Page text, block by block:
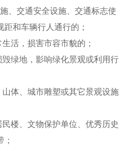
、交通安全设施、交通标志使
距和车辆行人通行的；
生活，损害市容市貌的；
绿地，影响绿化景观或利用行
体、城市雕塑或其它景观设施
楼、文物保护单位、优秀历史
带；